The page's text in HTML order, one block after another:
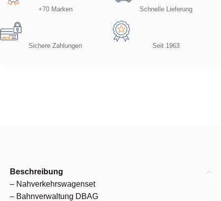
+70 Marken Schnelle Lieferung
Sichere Zahlungen Seit 1963
Beschreibung
– Nahverkehrswagenset
– Bahnverwaltung DBAG